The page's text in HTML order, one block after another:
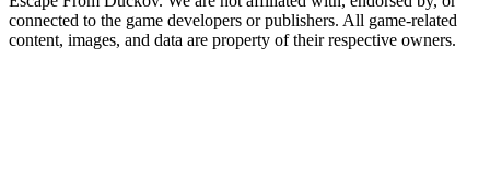
connected to the game developers or publishers. All game-related
content, images, and data are property of their respective owners.